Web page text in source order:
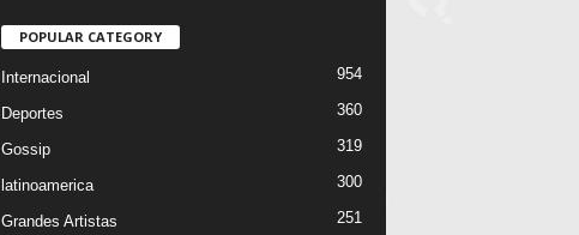
POPULAR CATEGORY
Internacional 954
Deportes 360
Gossip 319
latinoamerica 300
Grandes Artistas 251